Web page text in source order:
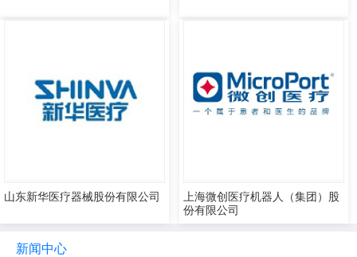
山东新华医疗器械股份有限公司
上海微创医疗机器人（集团）股
份有限公司
新闻中心